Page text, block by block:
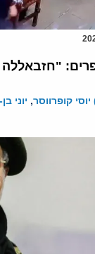
קופרווסר, יוני